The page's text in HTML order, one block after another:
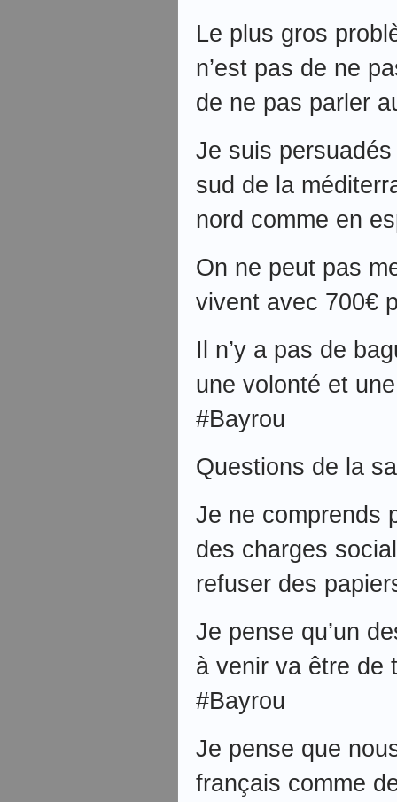
Le plus gros
n’est pas de ne
de ne pas parler
Je suis
sud de la
nord comme en
On ne peut pas
vivent avec 700€
Il n’y a pas de
une volonté et
#Bayrou
Questions de la
Je ne comprends
des charges
refuser des
Je pense qu’un
à venir va être de
#Bayrou
Je pense que
français comme